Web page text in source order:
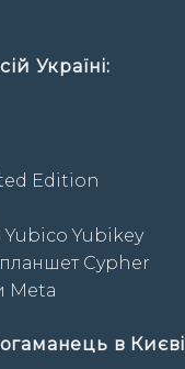
Україні:
Edition
Yubico Yubikey
Cypher
Meta
в